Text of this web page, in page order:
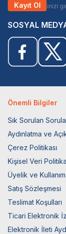
Kayıt Ol
SOSYAL
Önemli Bilgiler
Sık Sorulan
Aydınlatma ve
Çerez Politikası
Kişisel Veri
Üyelik ve Kullanım
Satış Sözleşmesi
Teslimat Koşulları
Ticari Elektronik
Elektronik İleti